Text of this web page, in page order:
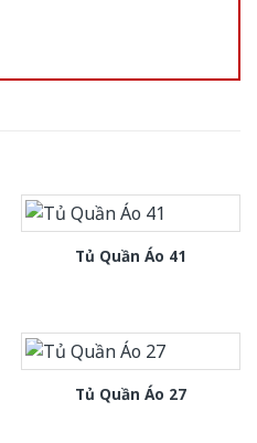
Tủ Quần Áo 41
Tủ Quần Áo 27